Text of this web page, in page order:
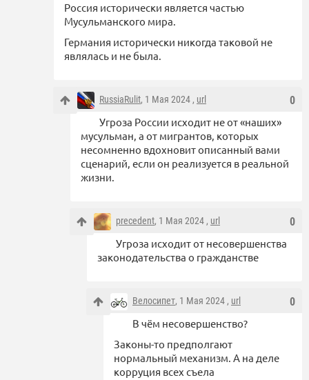
Россия исторически является частью
Мусульманского мира.
Германия исторически никогда таковой не
являлась и не была.
0
RussiaRulit, 1 Мая 2024 , url
Угроза России исходит не от «наших»
мусульман, а от мигрантов, которых
несомненно вдохновит описанный вами
сценарий, если он реализуется в реальной
жизни.
0
precedent, 1 Мая 2024 , url
Угроза исходит от несовершенства
законодательства о гражданстве
0
Велосипет, 1 Мая 2024 , url
В чём несовершенство?
Законы-то предполгают
нормальный механизм. А на деле
корруция всех съела